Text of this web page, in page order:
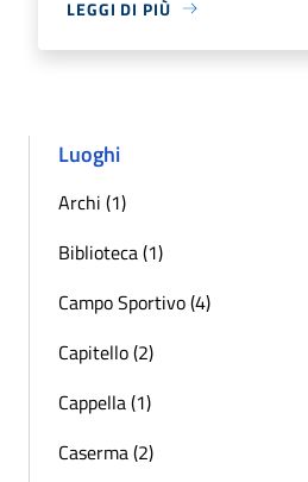
LEGGI DI PIÙ
Luoghi
Archi (1)
Biblioteca (1)
Campo Sportivo (4)
Capitello (2)
Cappella (1)
Caserma (2)